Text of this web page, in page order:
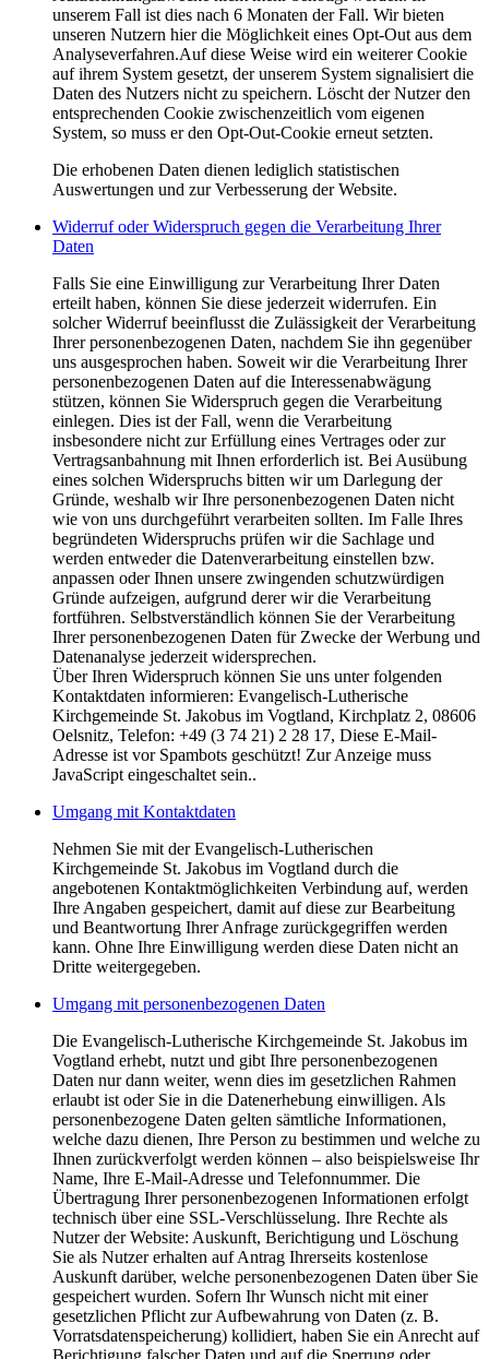
unserem Fall ist dies nach 6 Monaten der Fall. Wir bieten
unseren Nutzern hier die Möglichkeit eines Opt-Out aus dem
Analyseverfahren.Auf diese Weise wird ein weiterer Cookie
auf ihrem System gesetzt, der unserem System signalisiert die
Daten des Nutzers nicht zu speichern. Löscht der Nutzer den
entsprechenden Cookie zwischenzeitlich vom eigenen
System, so muss er den Opt-Out-Cookie erneut setzten.
Die erhobenen Daten dienen lediglich statistischen
Auswertungen und zur Verbesserung der Website.
Widerruf oder Widerspruch gegen die Verarbeitung Ihrer
Daten
Falls Sie eine Einwilligung zur Verarbeitung Ihrer Daten
erteilt haben, können Sie diese jederzeit widerrufen. Ein
solcher Widerruf beeinflusst die Zulässigkeit der Verarbeitung
Ihrer personenbezogenen Daten, nachdem Sie ihn gegenüber
uns ausgesprochen haben. Soweit wir die Verarbeitung Ihrer
personenbezogenen Daten auf die Interessenabwägung
stützen, können Sie Widerspruch gegen die Verarbeitung
einlegen. Dies ist der Fall, wenn die Verarbeitung
insbesondere nicht zur Erfüllung eines Vertrages oder zur
Vertragsanbahnung mit Ihnen erforderlich ist. Bei Ausübung
eines solchen Widerspruchs bitten wir um Darlegung der
Gründe, weshalb wir Ihre personenbezogenen Daten nicht
wie von uns durchgeführt verarbeiten sollten. Im Falle Ihres
begründeten Widerspruchs prüfen wir die Sachlage und
werden entweder die Datenverarbeitung einstellen bzw.
anpassen oder Ihnen unsere zwingenden schutzwürdigen
Gründe aufzeigen, aufgrund derer wir die Verarbeitung
fortführen. Selbstverständlich können Sie der Verarbeitung
Ihrer personenbezogenen Daten für Zwecke der Werbung und
Datenanalyse jederzeit widersprechen.
Über Ihren Widerspruch können Sie uns unter folgenden
Kontaktdaten informieren: Evangelisch-Lutherische
Kirchgemeinde St. Jakobus im Vogtland, Kirchplatz 2, 08606
Oelsnitz, Telefon: +49 (3 74 21) 2 28 17, Diese E-Mail-
Adresse ist vor Spambots geschützt! Zur Anzeige muss
JavaScript eingeschaltet sein..
Umgang mit Kontaktdaten
Nehmen Sie mit der Evangelisch-Lutherischen
Kirchgemeinde St. Jakobus im Vogtland durch die
angebotenen Kontaktmöglichkeiten Verbindung auf, werden
Ihre Angaben gespeichert, damit auf diese zur Bearbeitung
und Beantwortung Ihrer Anfrage zurückgegriffen werden
kann. Ohne Ihre Einwilligung werden diese Daten nicht an
Dritte weitergegeben.
Umgang mit personenbezogenen Daten
Die Evangelisch-Lutherische Kirchgemeinde St. Jakobus im
Vogtland erhebt, nutzt und gibt Ihre personenbezogenen
Daten nur dann weiter, wenn dies im gesetzlichen Rahmen
erlaubt ist oder Sie in die Datenerhebung einwilligen. Als
personenbezogene Daten gelten sämtliche Informationen,
welche dazu dienen, Ihre Person zu bestimmen und welche zu
Ihnen zurückverfolgt werden können – also beispielsweise Ihr
Name, Ihre E-Mail-Adresse und Telefonnummer. Die
Übertragung Ihrer personenbezogenen Informationen erfolgt
technisch über eine SSL-Verschlüsselung. Ihre Rechte als
Nutzer der Website: Auskunft, Berichtigung und Löschung
Sie als Nutzer erhalten auf Antrag Ihrerseits kostenlose
Auskunft darüber, welche personenbezogenen Daten über Sie
gespeichert wurden. Sofern Ihr Wunsch nicht mit einer
gesetzlichen Pflicht zur Aufbewahrung von Daten (z. B.
Vorratsdatenspeicherung) kollidiert, haben Sie ein Anrecht auf